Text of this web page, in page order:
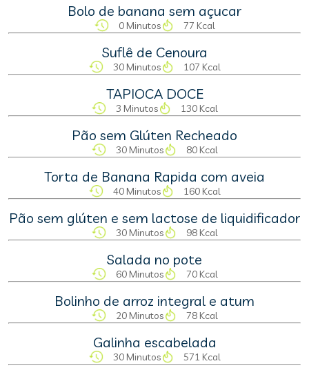
Bolo de banana sem açucar
0 Minutos 77 Kcal
Suflê de Cenoura
30 Minutos 107 Kcal
TAPIOCA DOCE
3 Minutos 130 Kcal
Pão sem Glúten Recheado
30 Minutos 80 Kcal
Torta de Banana Rapida com aveia
40 Minutos 160 Kcal
Pão sem glúten e sem lactose de liquidificador
30 Minutos 98 Kcal
Salada no pote
60 Minutos 70 Kcal
Bolinho de arroz integral e atum
20 Minutos 78 Kcal
Galinha escabelada
30 Minutos 571 Kcal